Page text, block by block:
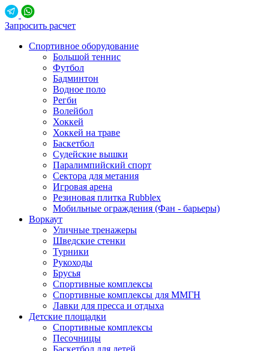
Запросить расчет
Спортивное оборудование
Большой теннис
Футбол
Бадминтон
Водное поло
Регби
Волейбол
Хоккей
Хоккей на траве
Баскетбол
Судейские вышки
Паралимпийский спорт
Сектора для метания
Игровая арена
Резиновая плитка Rubblex
Мобильные ограждения (Фан - барьеры)
Воркаут
Уличные тренажеры
Шведские стенки
Турники
Рукоходы
Брусья
Спортивные комплексы
Спортивные комплексы для ММГН
Лавки для пресса и отдыха
Детские площадки
Спортивные комплексы
Песочницы
Баскетбол для детей